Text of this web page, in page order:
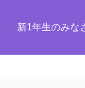
新1年生のみな